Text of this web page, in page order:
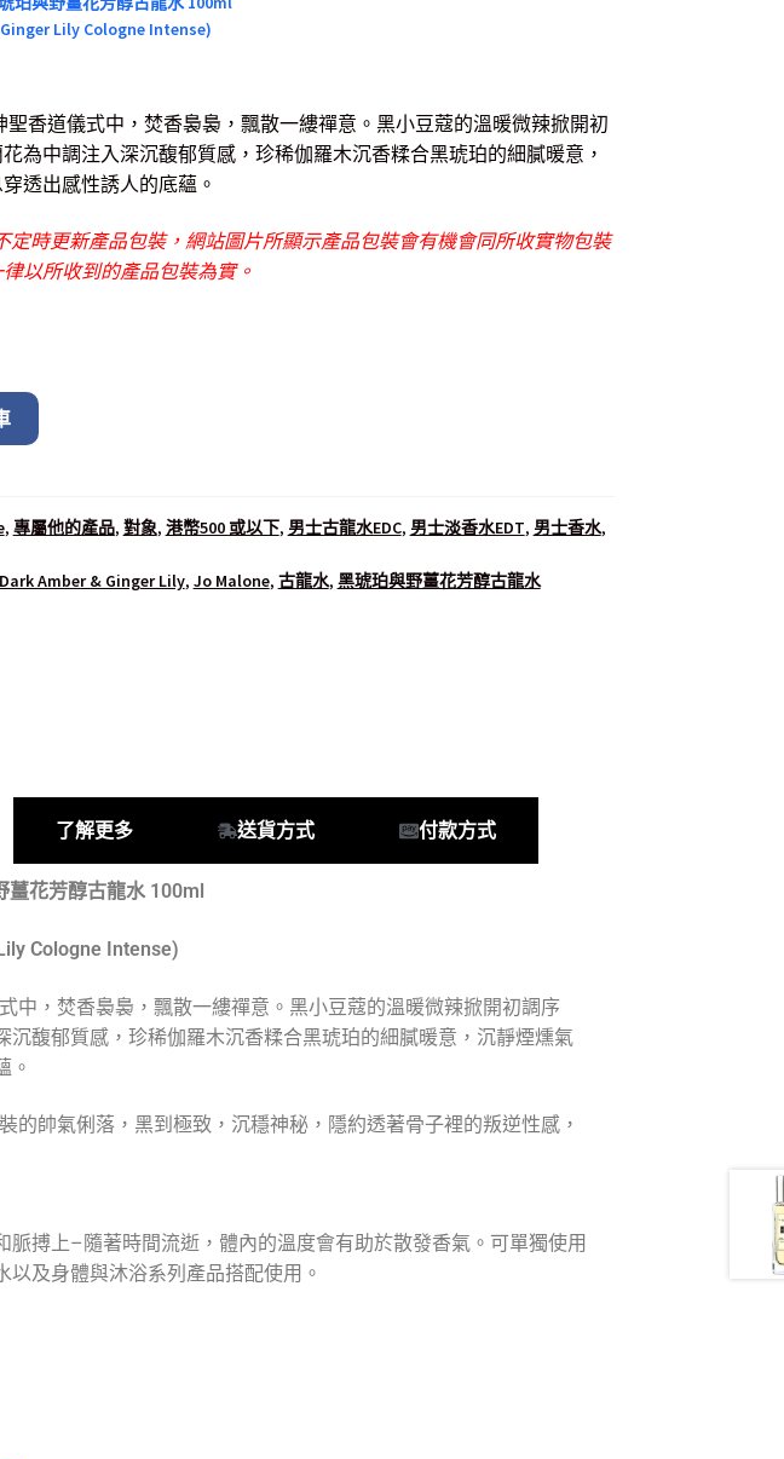
Lily Cologne Intense)
聖香道儀式中，焚香裊裊，飄散一縷禪意。黑小豆蔻的溫暖微辣掀開初
為中調注入深沉馥郁質感，珍稀伽羅木沉香糅合黑琥珀的細膩暖意，
透出感性誘人的底蘊。
定時更新產品包裝，網站圖片所顯示產品包裝會有機會同所收實物包裝
以所收到的產品包裝為實。
, 專屬他的產品, 對象, 港幣500 或以下, 男士古龍水EDC, 男士淡香水EDT, 男士香水,
Dark Amber & Ginger Lily, Jo Malone, 古龍水, 黑琥珀與野薑花芳醇古龍水
了解更多 送貨方式 付款方式
花芳醇古龍水 100ml
Cologne Intense)
中，焚香裊裊，飄散一縷禪意。黑小豆蔻的溫暖微辣掀開初調序
沉馥郁質感，珍稀伽羅木沉香糅合黑琥珀的細膩暖意，沉靜煙燻氣
。
的帥氣俐落，黑到極致，沉穩神秘，隱約透著骨子裡的叛逆性感，
脈搏上–隨著時間流逝，體內的溫度會有助於散發香氣。可單獨使用
以及身體與沐浴系列產品搭配使用。